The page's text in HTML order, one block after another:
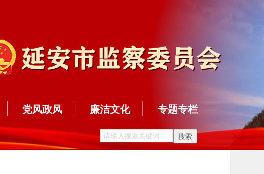
党风政风 廉洁文化 专题专栏